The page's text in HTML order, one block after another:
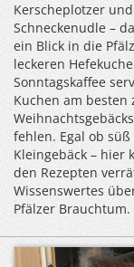
Kerscheplotzer
Schneckenudle –
ein Blick in die
leckeren
Sonntagskaffee
Kuchen am besten
fehlen. Egal ob
Kleingebäck – hier
den Rezepten
Wissenswertes
Pfälzer Brauchtum.